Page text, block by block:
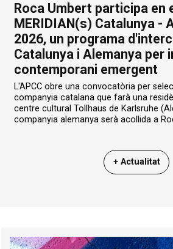
Roca Umbert participa en
MERIDIAN(s) Catalunya -
2026, un programa
Catalunya i Alemanya per
contemporani emergent
L'APCC obre una convocatòria per
companyia catalana que farà una
centre cultural Tollhaus de Karlsruhe
companyia alemanya serà acollida a
+ Actualitat